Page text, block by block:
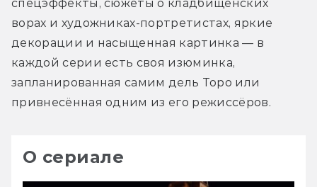
спецэффекты, сюжеты о кладбищенских
ворах и художниках-портретистах, яркие
декорации и насыщенная картинка — в
каждой серии есть своя изюминка,
запланированная самим дель Торо или
привнесённая одним из его режиссёров.
О сериале